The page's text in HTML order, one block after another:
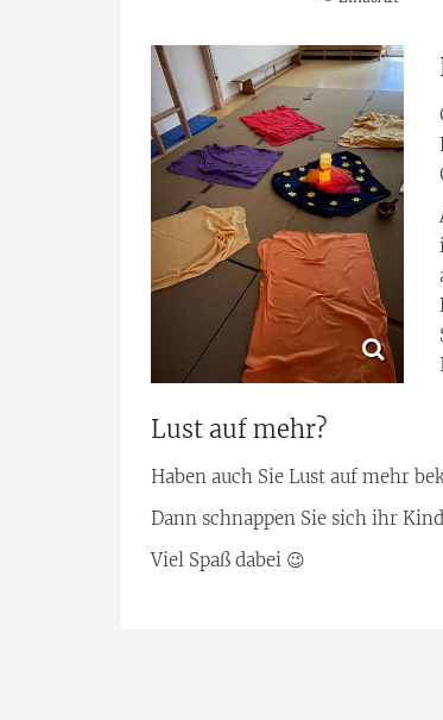
Lust auf mehr?
Haben auch Sie Lust auf mehr
Dann schnappen Sie sich ihr
Viel Spaß dabei 😉